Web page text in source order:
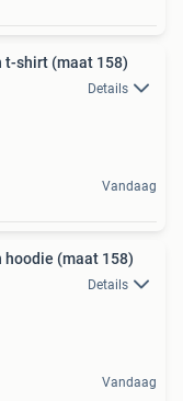
t-shirt (maat 158)
Details
Vandaag
hoodie (maat 158)
Details
Vandaag